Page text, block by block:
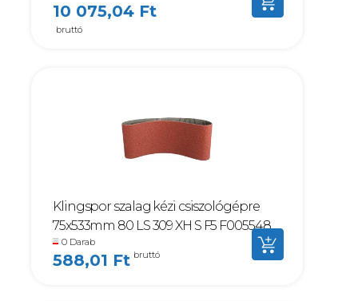
10 075,04 Ft
bruttó
Klingspor szalag kézi csiszológépre
75x533mm 80 LS 309 XH S F5 F005548
0 Darab
588,01 Ft bruttó